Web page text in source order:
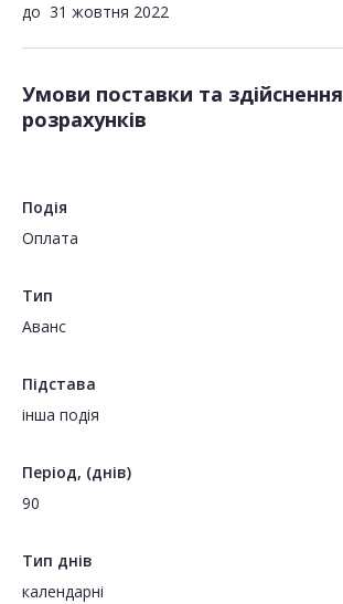
до 31 жовтня 2022
Умови поставки та здійснення
розрахунків
Подія
Оплата
Тип
Аванс
Підстава
інша подія
Період, (днів)
90
Тип днів
календарні